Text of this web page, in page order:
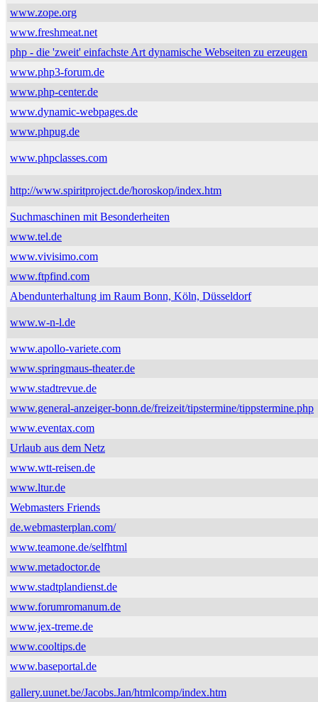
www.zope.org
www.freshmeat.net
php - die 'zweit' einfachste Art dynamische Webseiten zu erzeugen
www.php3-forum.de
www.php-center.de
www.dynamic-webpages.de
www.phpug.de
www.phpclasses.com
http://www.spiritproject.de/horoskop/index.htm
Suchmaschinen mit Besonderheiten
www.tel.de
www.vivisimo.com
www.ftpfind.com
Abendunterhaltung im Raum Bonn, Köln, Düsseldorf
www.w-n-l.de
www.apollo-variete.com
www.springmaus-theater.de
www.stadtrevue.de
www.general-anzeiger-bonn.de/freizeit/tipstermine/tippstermine.php
www.eventax.com
Urlaub aus dem Netz
www.wtt-reisen.de
www.ltur.de
Webmasters Friends
de.webmasterplan.com/
www.teamone.de/selfhtml
www.metadoctor.de
www.stadtplandienst.de
www.forumromanum.de
www.jex-treme.de
www.cooltips.de
www.baseportal.de
gallery.uunet.be/Jacobs.Jan/htmlcomp/index.htm